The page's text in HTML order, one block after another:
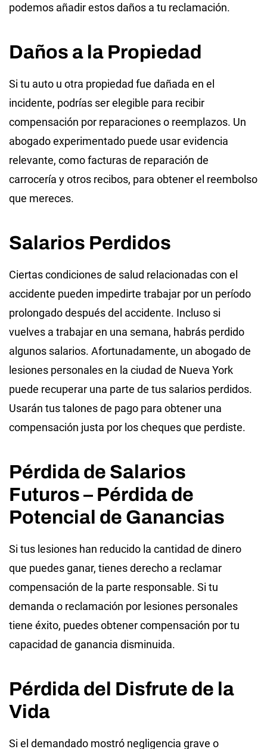
podemos añadir estos daños a tu reclamación.
Daños a la Propiedad
Si tu auto u otra propiedad fue dañada en el
incidente, podrías ser elegible para recibir
compensación por reparaciones o reemplazos. Un
abogado experimentado puede usar evidencia
relevante, como facturas de reparación de
carrocería y otros recibos, para obtener el reembolso
que mereces.
Salarios Perdidos
Ciertas condiciones de salud relacionadas con el
accidente pueden impedirte trabajar por un período
prolongado después del accidente. Incluso si
vuelves a trabajar en una semana, habrás perdido
algunos salarios. Afortunadamente, un abogado de
lesiones personales en la ciudad de Nueva York
puede recuperar una parte de tus salarios perdidos.
Usarán tus talones de pago para obtener una
compensación justa por los cheques que perdiste.
Pérdida de Salarios
Futuros – Pérdida de
Potencial de Ganancias
Si tus lesiones han reducido la cantidad de dinero
que puedes ganar, tienes derecho a reclamar
compensación de la parte responsable. Si tu
demanda o reclamación por lesiones personales
tiene éxito, puedes obtener compensación por tu
capacidad de ganancia disminuida.
Pérdida del Disfrute de la
Vida
Si el demandado mostró negligencia grave o